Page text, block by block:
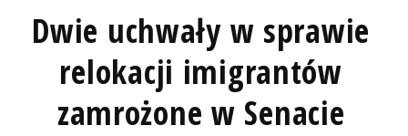
Dwie uchwały w sprawie
relokacji imigrantów
zamrożone w Senacie